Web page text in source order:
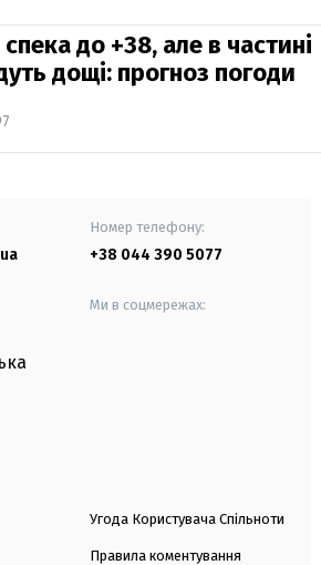
до +38, але в частині
дощі: прогноз погоди
Номер телефону:
+38 044 390 5077
Ми в соцмережах:
Угода Користувача Спільноти
Правила коментування